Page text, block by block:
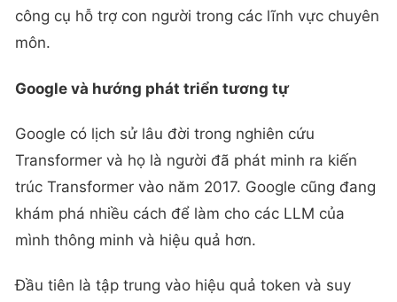
công cụ hỗ trợ con người trong các lĩnh vực chuyên
môn.
Google và hướng phát triển tương tự
Google có lịch sử lâu đời trong nghiên cứu
Transformer và họ là người đã phát minh ra kiến
trúc Transformer vào năm 2017. Google cũng đang
khám phá nhiều cách để làm cho các LLM của
mình thông minh và hiệu quả hơn.
Đầu tiên là tập trung vào hiệu quả token và suy